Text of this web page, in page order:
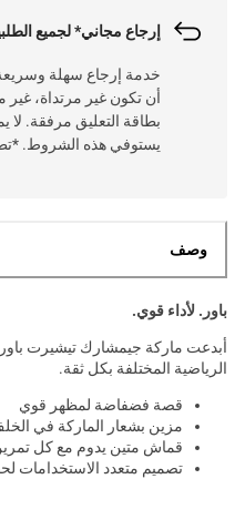
إرجاع مجاني* لجميع
أن تكون غير مرتداة،
بطاقة التعليق مرفقة. لا
يستوفي هذه الشروط.
وصف
باور. لأداء قوي.
أبدعت ماركة جيمشارك تيشيرت باور
الرياضية المختلفة بكل ثقة.
قصة فضفاضة لمظهر قوي
مزين بشعار الماركة في
قماش متين يدوم مع كل
تصميم متعدد الاستخدامات